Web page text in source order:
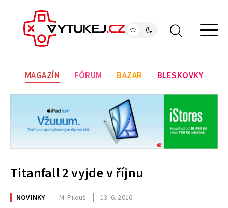
MAGAZÍN FÓRUM BAZAR BLESKOVKY
Titanfall 2 vyjde v říjnu
NOVINKY M. Pilous 13. 6. 2016